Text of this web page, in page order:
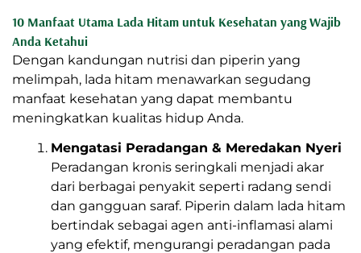
10 Manfaat Utama Lada Hitam untuk Kesehatan yang Wajib
Anda Ketahui
Dengan kandungan nutrisi dan piperin yang
melimpah, lada hitam menawarkan segudang
manfaat kesehatan yang dapat membantu
meningkatkan kualitas hidup Anda.
Mengatasi Peradangan & Meredakan Nyeri
Peradangan kronis seringkali menjadi akar
dari berbagai penyakit seperti radang sendi
dan gangguan saraf. Piperin dalam lada hitam
bertindak sebagai agen anti-inflamasi alami
yang efektif, mengurangi peradangan pada